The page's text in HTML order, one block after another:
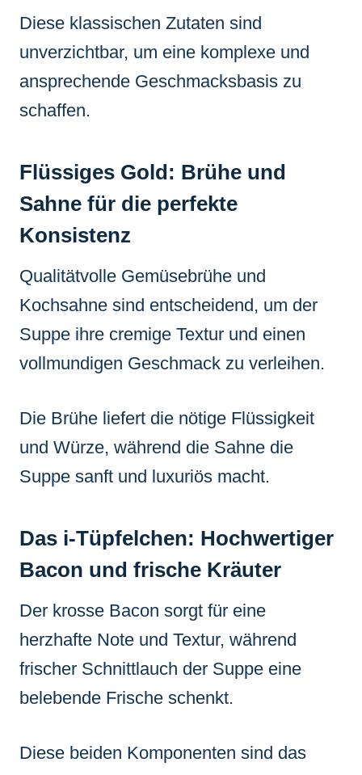
Diese klassischen Zutaten sind
unverzichtbar, um eine komplexe und
ansprechende Geschmacksbasis zu
schaffen.
Flüssiges Gold: Brühe und
Sahne für die perfekte
Konsistenz
Qualitätvolle Gemüsebrühe und
Kochsahne sind entscheidend, um der
Suppe ihre cremige Textur und einen
vollmundigen Geschmack zu verleihen.
Die Brühe liefert die nötige Flüssigkeit
und Würze, während die Sahne die
Suppe sanft und luxuriös macht.
Das i-Tüpfelchen: Hochwertiger
Bacon und frische Kräuter
Der krosse Bacon sorgt für eine
herzhafte Note und Textur, während
frischer Schnittlauch der Suppe eine
belebende Frische schenkt.
Diese beiden Komponenten sind das